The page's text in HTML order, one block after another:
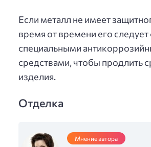
Если металл не имеет
время от времени его
специальными
средствами, чтобы продлить
изделия.
Отделка
Мнение автора